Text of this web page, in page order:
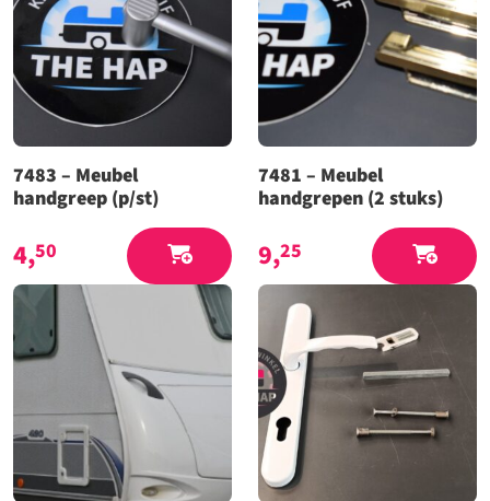
7483 – Meubel
handgreep (p/st)
4,50
7481 – Meubel
handgrepen (2 stuks)
9,25